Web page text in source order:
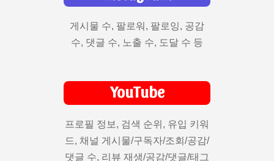
게시물 수, 팔로워, 팔로잉, 공감
수, 댓글 수, 노출 수, 도달 수 등
YouTube
프로필 정보, 검색 순위, 유입 키워
드, 채널 게시물/구독자/조회/공감/
댓글 수, 리뷰 재생/공감/댓글/태그